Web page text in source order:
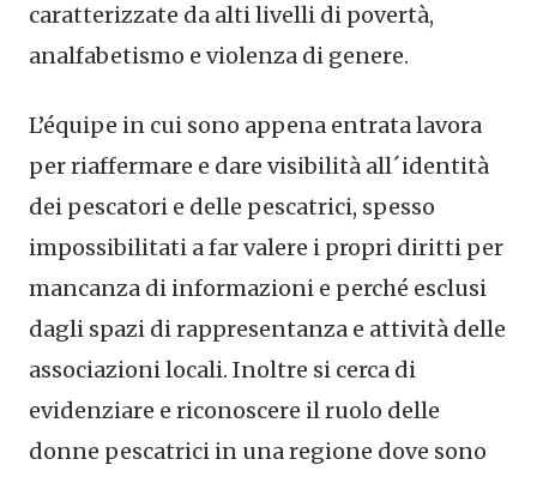
caratterizzate da alti livelli di povertà,
analfabetismo e violenza di genere.
L’équipe in cui sono appena entrata lavora
per riaffermare e dare visibilità all´identità
dei pescatori e delle pescatrici, spesso
impossibilitati a far valere i propri diritti per
mancanza di informazioni e perché esclusi
dagli spazi di rappresentanza e attività delle
associazioni locali. Inoltre si cerca di
evidenziare e riconoscere il ruolo delle
donne pescatrici in una regione dove sono